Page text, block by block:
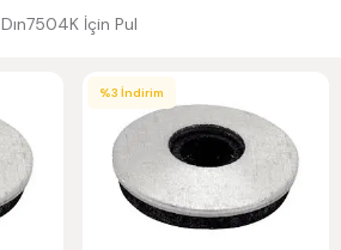
İçin Pul
%3 İndirim